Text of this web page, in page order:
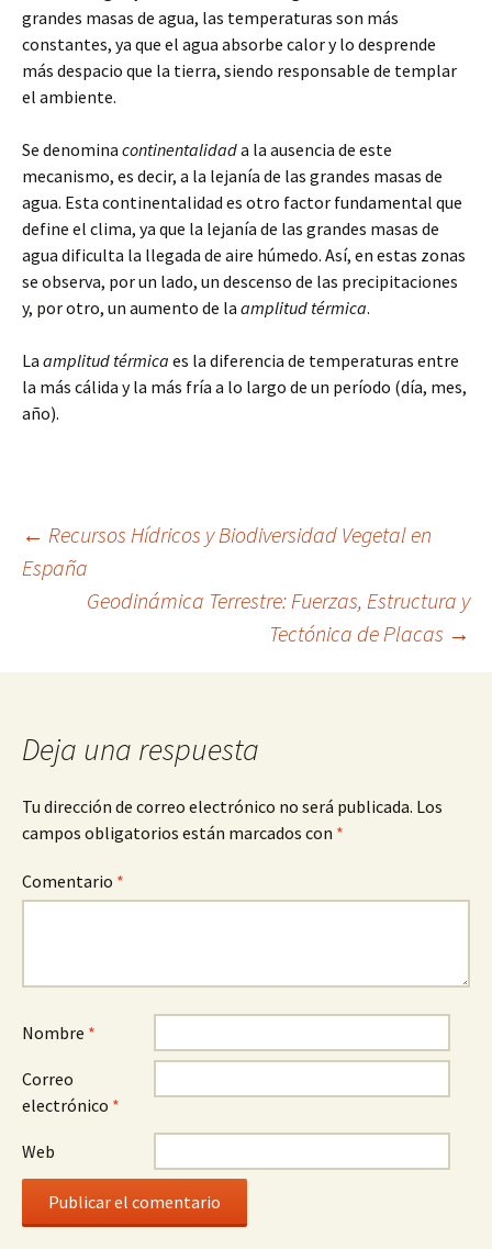
grandes masas de agua, las temperaturas son más
constantes, ya que el agua absorbe calor y lo desprende
más despacio que la tierra, siendo responsable de templar
el ambiente.
Se denomina continentalidada la ausencia de este
mecanismo, es decir, a la lejanía de las grandes masas de
agua. Esta continentalidad es otro factor fundamental que
define el clima, ya que la lejanía de las grandes masas de
agua dificulta la llegada de aire húmedo. Así, en estas zonas
se observa, por un lado, un descenso de las precipitaciones
y, por otro, un aumento de la amplitud térmica.
La amplitud térmica es la diferencia de temperaturas entre
la más cálida y la más fría a lo largo de un período (día, mes,
año).
Navegación
entradas
← Recursos Hídricos y Biodiversidad Vegetal en
España
Geodinámica Terrestre: Fuerzas, Estructura y
Tectónica de Placas →
Deja una respuesta
Tu dirección de correo electrónico no será publicada. Los
campos obligatorios están marcados con *
Comentario *
Nombre *
Correo
electrónico *
Web